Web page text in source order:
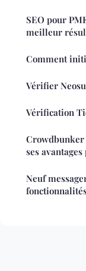
SEO pour
meilleur
Comment
Vérifier
Vérification
Crowdbunker
ses
Neuf